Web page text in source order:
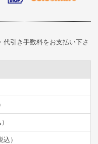
引き手数料をお支払い下さ
）